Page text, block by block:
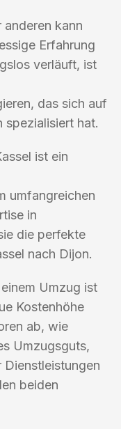
kann
Erfahrung
verläuft, ist
das sich auf
spezialisiert hat.
ist ein
umfangreichen
in
die perfekte
nach Dijon.
Umzug ist
Kostenhöhe
ab, wie
Umzugsguts,
beiden